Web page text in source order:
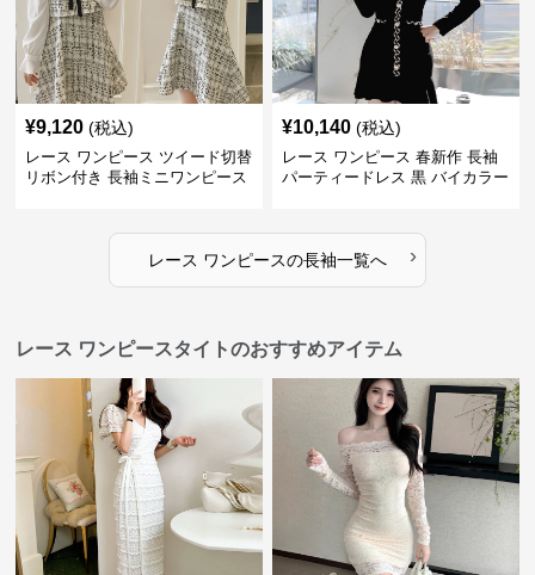
¥9,120 (税込)
レース ワンピース ツイード切替
リボン付き 長袖ミニワンピース
¥10,140 (税込)
レース ワンピース 春新作 長袖
パーティードレス 黒 バイカラー
レース ワンピースの長袖一覧へ ›
レース ワンピースタイトのおすすめアイテム